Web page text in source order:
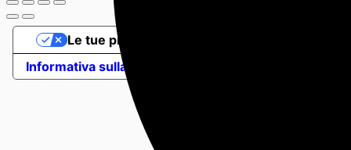
Informativa sulla raccolta
Le tue preferenze relative alla privacy